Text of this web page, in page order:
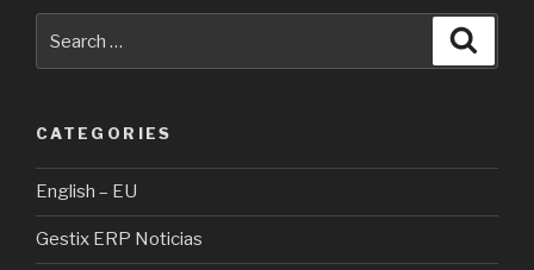
CATEGORIES
English – EU
Gestix ERP Noticias